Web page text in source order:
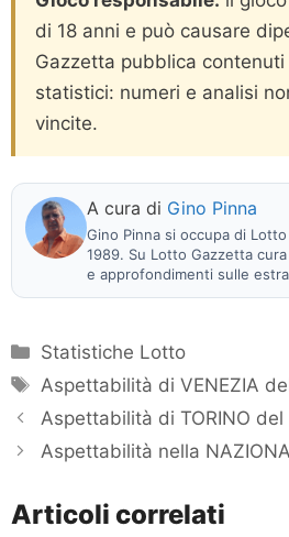
di 18 anni e può causare
Gazzetta pubblica
statistici: numeri e analisi
vincite.
A cura di Gino Pinna
Gino Pinna si occupa di
1989. Su Lotto Gazzetta
e approfondimenti sulle
Categorie
Statistiche Lotto
Tag
Aspettabilità di VENEZIA
Aspettabilità di TORINO del
Aspettabilità nella
Articoli correlati